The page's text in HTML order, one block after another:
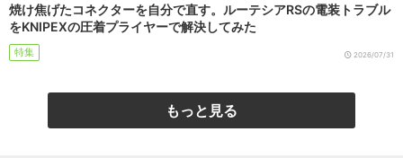
焼け焦げたコネクターを自分で直す。ルーテシアRSの電装トラブル
をKNIPEXの圧着プライヤーで解決してみた
特集 2026/07/31
もっと見る